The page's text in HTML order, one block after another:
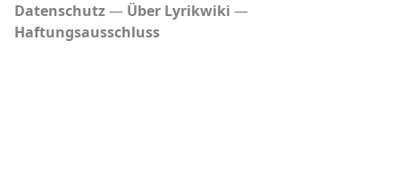
Datenschutz
Über Lyrikwiki
Haftungsausschluss